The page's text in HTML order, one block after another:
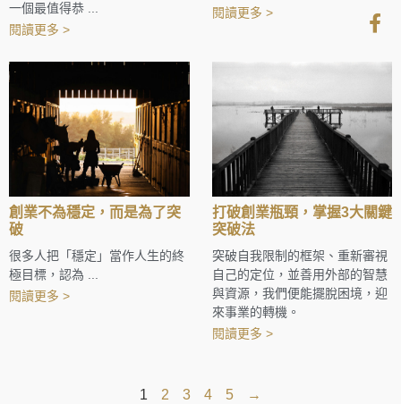
一個最值得恭 ...
閱讀更多 >
閱讀更多 >
創業不為穩定，而是為了突
破
很多人把「穩定」當作人生的終
極目標，認為 ...
閱讀更多 >
打破創業瓶頸，掌握3大關鍵
突破法
突破自我限制的框架、重新審視
自己的定位，並善用外部的智慧
與資源，我們便能擺脫困境，迎
來事業的轉機。
閱讀更多 >
1 2 3 4 5 →